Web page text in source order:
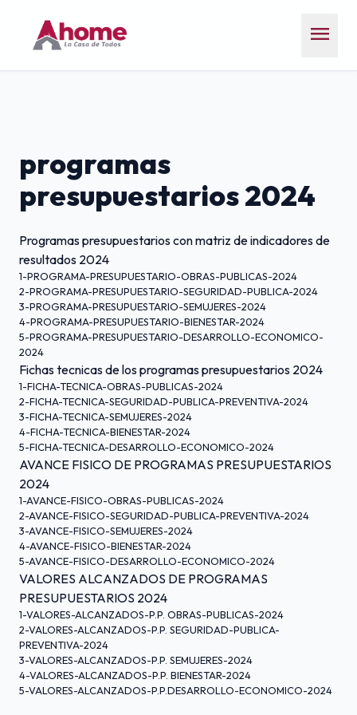
menu
programas
presupuestarios 2024
Programas presupuestarios con matriz de indicadores de
resultados 2024
1-PROGRAMA-PRESUPUESTARIO-OBRAS-PUBLICAS-2024
2-PROGRAMA-PRESUPUESTARIO-SEGURIDAD-PUBLICA-2024
3-PROGRAMA-PRESUPUESTARIO-SEMUJERES-2024
4-PROGRAMA-PRESUPUESTARIO-BIENESTAR-2024
5-PROGRAMA-PRESUPUESTARIO-DESARROLLO-ECONOMICO-
2024
Fichas tecnicas de los programas presupuestarios 2024
1-FICHA-TECNICA-OBRAS-PUBLICAS-2024
2-FICHA-TECNICA-SEGURIDAD-PUBLICA-PREVENTIVA-2024
3-FICHA-TECNICA-SEMUJERES-2024
4-FICHA-TECNICA-BIENESTAR-2024
5-FICHA-TECNICA-DESARROLLO-ECONOMICO-2024
AVANCE FISICO DE PROGRAMAS PRESUPUESTARIOS
2024
1-AVANCE-FISICO-OBRAS-PUBLICAS-2024
2-AVANCE-FISICO-SEGURIDAD-PUBLICA-PREVENTIVA-2024
3-AVANCE-FISICO-SEMUJERES-2024
4-AVANCE-FISICO-BIENESTAR-2024
5-AVANCE-FISICO-DESARROLLO-ECONOMICO-2024
VALORES ALCANZADOS DE PROGRAMAS
PRESUPUESTARIOS 2024
1-VALORES-ALCANZADOS-P.P. OBRAS-PUBLICAS-2024
2-VALORES-ALCANZADOS-P.P. SEGURIDAD-PUBLICA-
PREVENTIVA-2024
3-VALORES-ALCANZADOS-P.P. SEMUJERES-2024
4-VALORES-ALCANZADOS-P.P. BIENESTAR-2024
5-VALORES-ALCANZADOS-P.P.DESARROLLO-ECONOMICO-2024